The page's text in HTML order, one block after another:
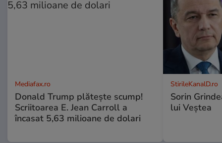
Mediafax.ro
Donald Trump plătește scump!
Scriitoarea E. Jean Carroll a
încasat 5,63 milioane de dolari
StirileKanalD.ro
Sorin
lui Veștea